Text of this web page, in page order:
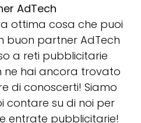
AdTech
ottima cosa che puoi
buon partner AdTech
a reti pubblicitarie
ne hai ancora trovato
di conoscerti! Siamo
contare su di noi per
entrate pubblicitarie!